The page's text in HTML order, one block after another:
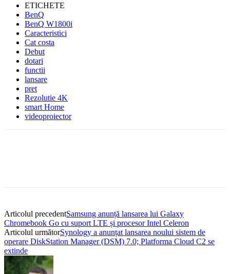
ETICHETE
BenQ
BenQ W1800i
Caracteristici
Cat costa
Debut
dotari
functii
lansare
pret
Rezolutie 4K
smart Home
videoproiector
Articolul precedentSamsung anunță lansarea lui Galaxy
Chromebook Go cu suport LTE și procesor Intel Celeron
Articolul următorSynology a anunțat lansarea noului sistem de
operare DiskStation Manager (DSM) 7.0; Platforma Cloud C2 se
extinde